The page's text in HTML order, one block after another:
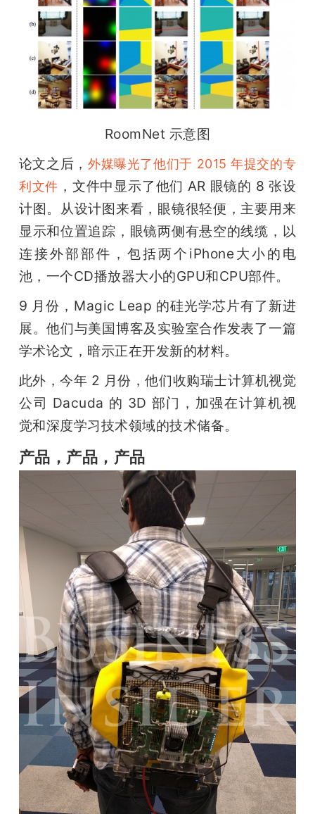
RoomNet 示意图
论文之后， 外媒曝光了他们于 2015 年提交的专
利文件 ，文件中显示了他们 AR 眼镜的 8 张设
计图。从设计图来看，眼镜很轻便，主要用来
显示和位置追踪，眼镜两侧有悬空的线缆，以
连接外部部件，包括两个iPhone大小的电
池，一个CD播放器大小的GPU和CPU部件。
9 月份，Magic Leap 的硅光学芯片有了新进
展。他们与美国博客及实验室合作发表了一篇
学术论文，暗示正在开发新的材料。
此外，今年 2 月份，他们收购瑞士计算机视觉
公司 Dacuda 的 3D 部门，加强在计算机视
觉和深度学习技术领域的技术储备。
产品，产品，产品